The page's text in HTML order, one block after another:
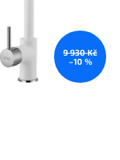
9 930 Kč
–10 %